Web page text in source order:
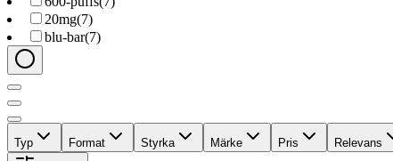
20mg(7)
blu-bar(7)
Typ Format Styrka Märke Pris Relevans